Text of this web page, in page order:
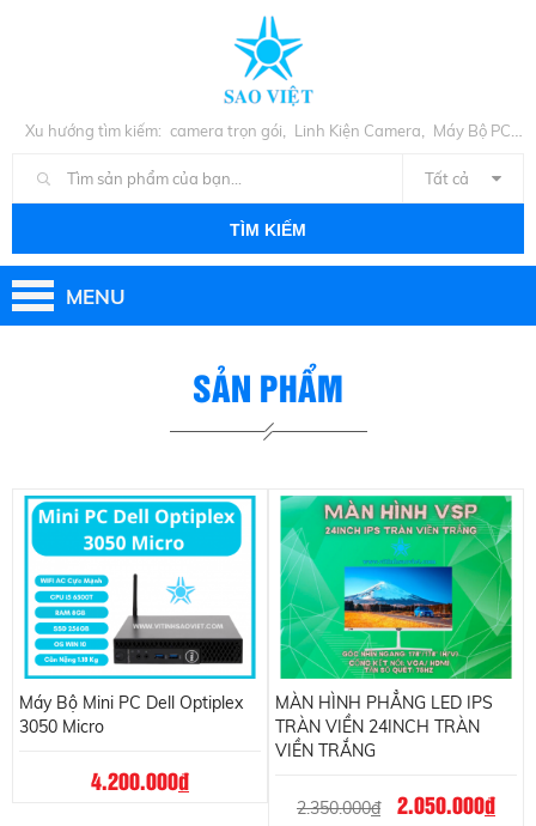
Xu hướng tìm kiếm: camera trọn gói, Linh Kiện Camera, Máy Bộ PC
Tất cả
TÌM KIẾM
MENU
SẢN PHẨM
Máy Bộ Mini PC Dell Optiplex
3050 Micro
4.200.000đ
MÀN HÌNH PHẲNG LED IPS
TRÀN VIỀN 24INCH TRÀN
VIỀN TRẮNG
2.350.000đ 2.050.000đ